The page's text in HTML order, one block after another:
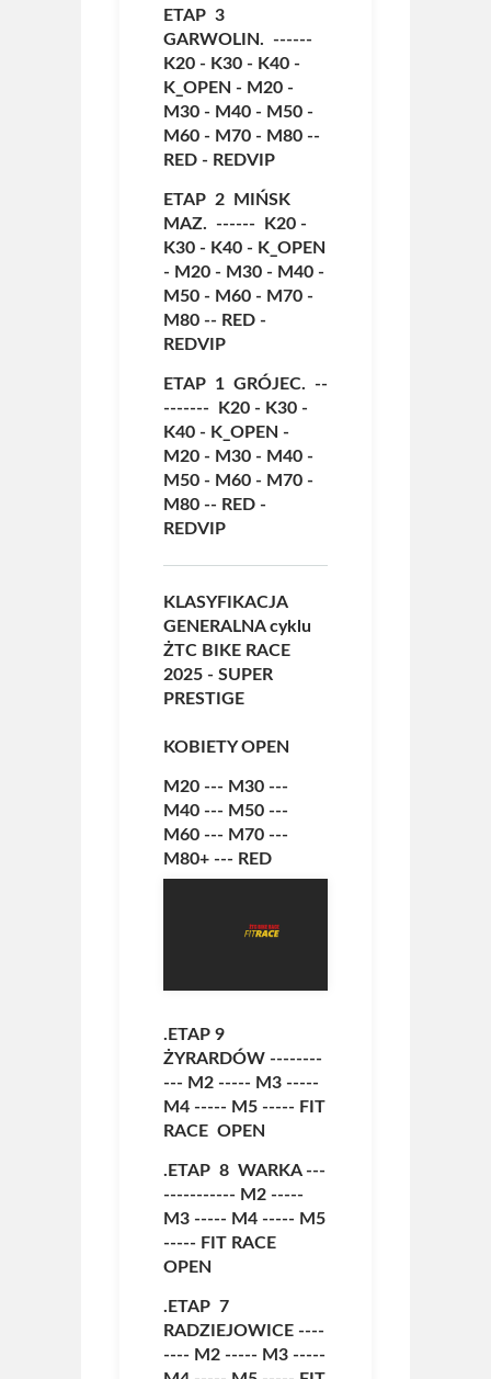
ETAP 3
GARWOLIN. ------
K20 - K30 - K40 -
K_OPEN - M20 -
M30 - M40 - M50 -
M60 - M70 - M80 --
RED - REDVIP
ETAP 2 MIŃSK
MAZ. ------
K20 -
K30 - K40 - K_OPEN
- M20 - M30 - M40 -
M50 - M60 - M70 -
M80 -- RED -
REDVIP
ETAP 1 GRÓJEC. --
-------
K20 - K30 -
K40 - K_OPEN -
M20 - M30 - M40 -
M50 - M60 - M70 -
M80 -- RED -
REDVIP
KLASYFIKACJA
GENERALNA cyklu
ŻTC BIKE RACE
2025 - SUPER
PRESTIGE
KOBIETY OPEN
M20 --- M30 ---
M40 --- M50 ---
M60 --- M70 ---
M80+ --- RED
.ETAP 9
ŻYRARDÓW --------
--- M2 ----- M3 -----
M4 ----- M5 ----- FIT
RACE OPEN
.ETAP 8 WARKA ---
----------- M2 -----
M3 ----- M4 ----- M5
----- FIT RACE
OPEN
.ETAP 7
RADZIEJOWICE ----
---- M2 ----- M3 -----